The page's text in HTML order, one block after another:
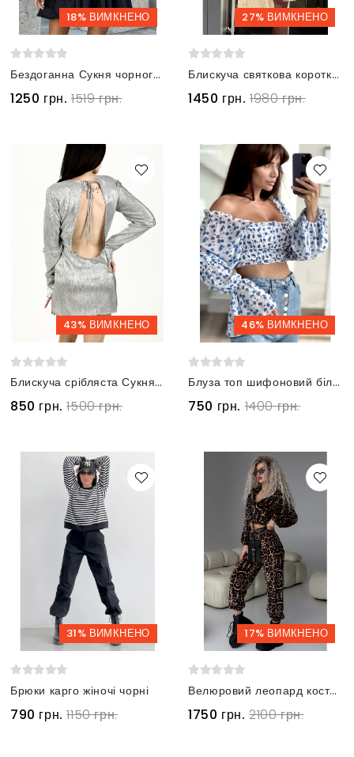
18% ВИМКНЕНО
Бездоганна Сукня чорного кольору з еластичним ліфом та об’ємною спідницею
1250 грн. 1519 грн.
27% ВИМКНЕНО
Блискуча святкова коротка сукня з паєтками срібляста
1450 грн. 1980 грн.
43% ВИМКНЕНО
Блискуча срібляста Сукня Сілвер с вирізом на спині
850 грн. 1500 грн.
46% ВИМКНЕНО
Блуза топ шифоновий білий у блакитні квіточки з пишними рукавами
750 грн. 1400 грн.
31% ВИМКНЕНО
Брюки карго жіночі чорні
790 грн. 1150 грн.
17% ВИМКНЕНО
Велюровий леопард костюм
1750 грн. 2100 грн.